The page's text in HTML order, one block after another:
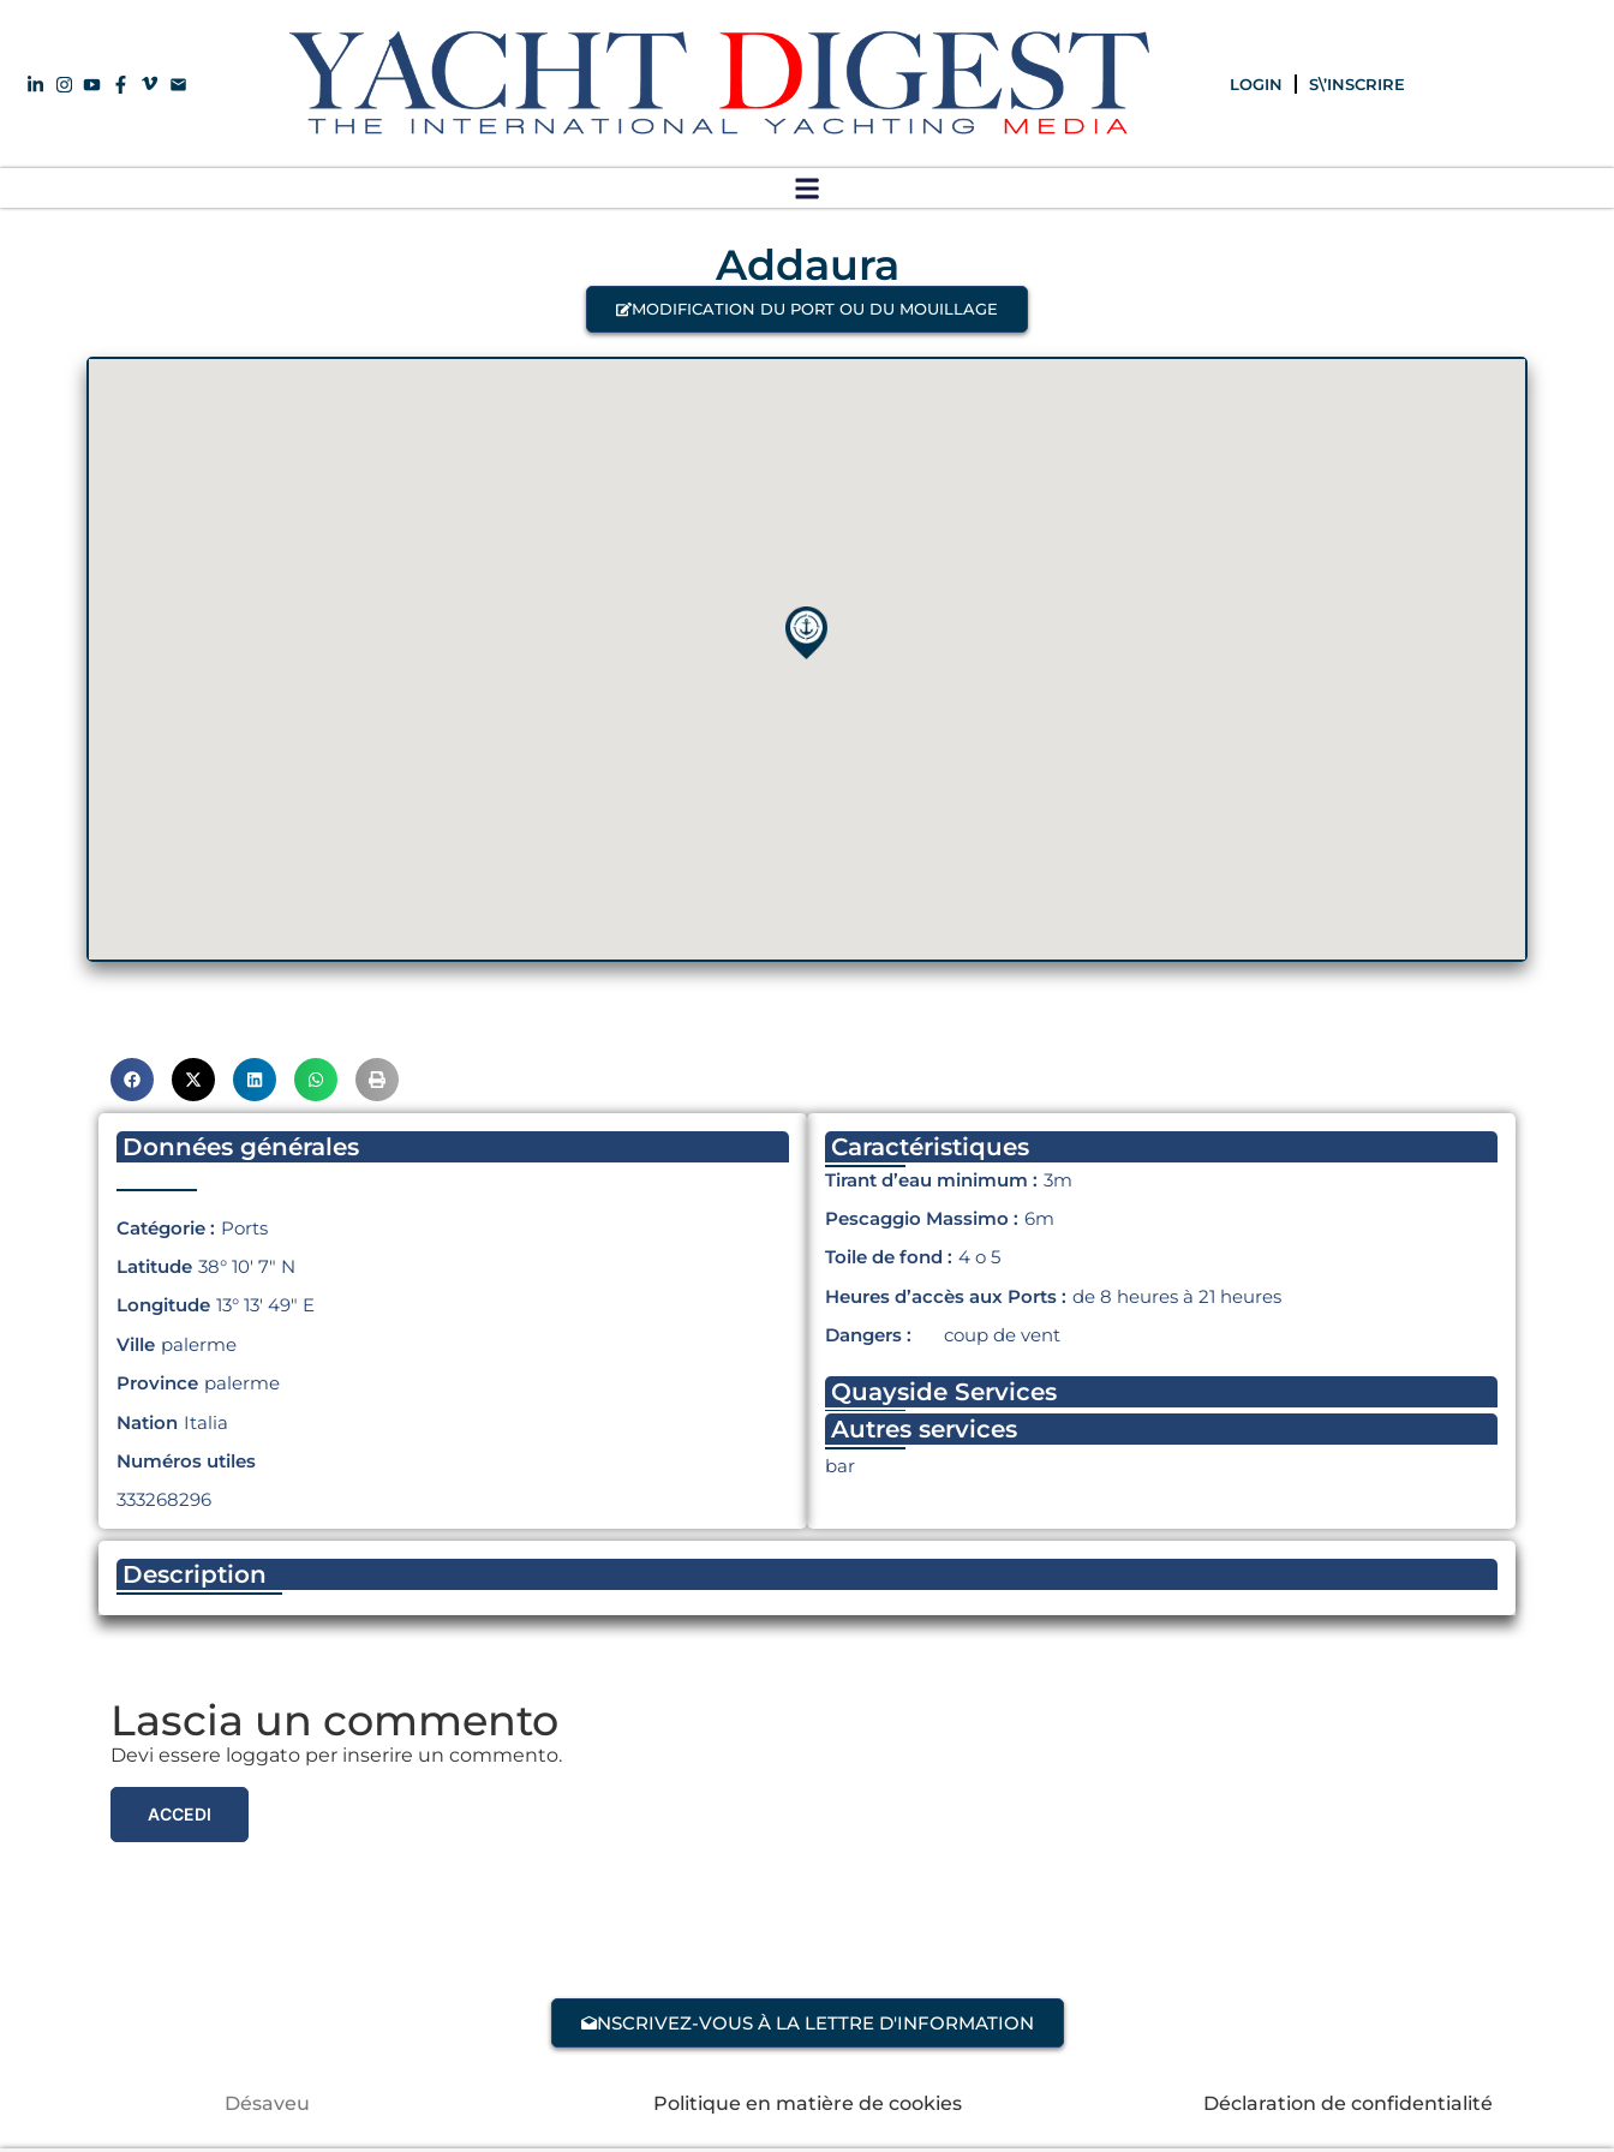
LOGIN S\’INSCRIRE
Addaura
MODIFICATION DU PORT OU DU MOUILLAGE
Données générales
Catégorie : Ports
Latitude
38° 10′ 7″ N
Longitude 13° 13′ 49″ E
Ville palerme
Province palerme
Nation Italia
Numéros utiles
333268296
Caractéristiques
Tirant d’eau minimum : 3m
Pescaggio Massimo : 6m
Toile de fond : 4 o 5
Heures d’accès aux Ports : de 8 heures à 21 heures
Dangers :
coup de vent
Quayside Services
Autres services
bar
Description
Lascia un commento
Devi essere loggato per inserire un commento.
ACCEDI
NSCRIVEZ-VOUS À LA LETTRE D'INFORMATION
Désaveu Politique en matière de cookies Déclaration de confidentialité